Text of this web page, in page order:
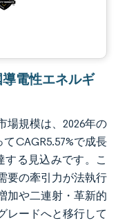
電性エネルギ
場規模は、2026年の
CAGR5.57%で成長
する見込みです。こ
要の牽引力が法執行
加や二連射・革新的
レードへと移行して